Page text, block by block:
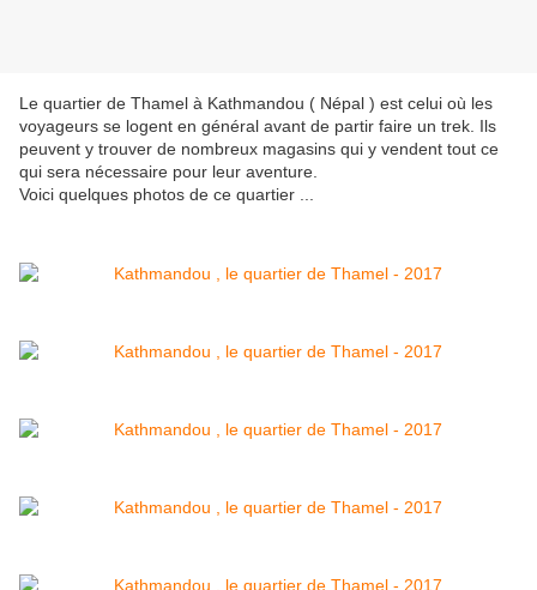
Le quartier de Thamel à Kathmandou ( Népal ) est celui où les
voyageurs se logent en général avant de partir faire un trek. Ils
peuvent y trouver de nombreux magasins qui y vendent tout ce
qui sera nécessaire pour leur aventure.
Voici quelques photos de ce quartier ...